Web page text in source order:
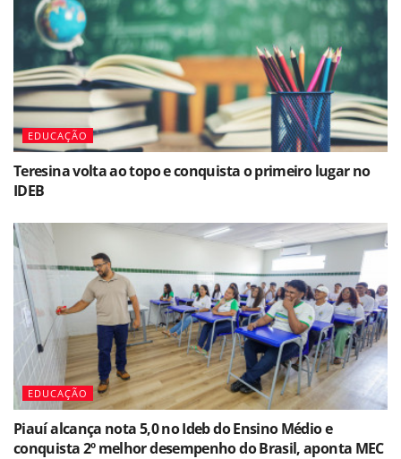
EDUCAÇÃO
Teresina volta ao topo e conquista o primeiro lugar no
IDEB
EDUCAÇÃO
Piauí alcança nota 5,0 no Ideb do Ensino Médio e
conquista 2º melhor desempenho do Brasil, aponta MEC